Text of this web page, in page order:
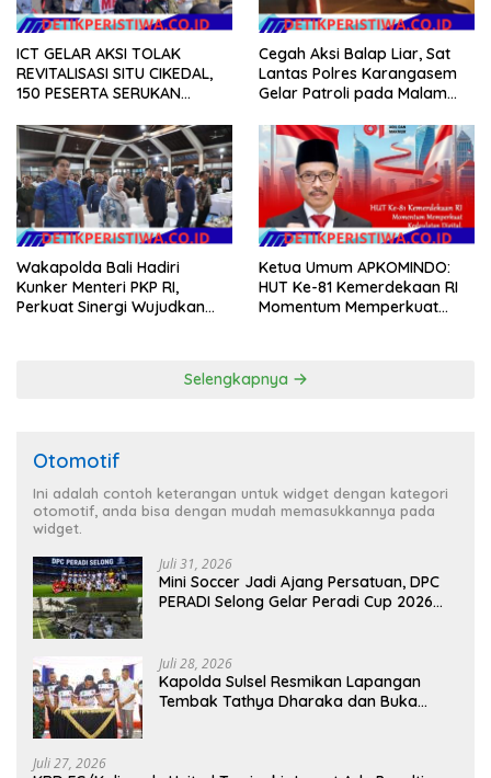
ICT GELAR AKSI TOLAK
REVITALISASI SITU CIKEDAL,
150 PESERTA SERUKAN
Cegah Aksi Balap Liar, Sat
Lantas Polres Karangasem
Gelar Patroli pada Malam
Wakapolda Bali Hadiri
Kunker Menteri PKP RI,
Perkuat Sinergi Wujudkan
Ketua Umum APKOMINDO:
HUT Ke-81 Kemerdekaan RI
Momentum Memperkuat
Emas 2045
Selengkapnya
Otomotif
Ini adalah contoh keterangan untuk widget dengan kategori
otomotif, anda bisa dengan mudah memasukkannya pada
widget.
Juli 31, 2026
Mini Soccer Jadi Ajang Persatuan, DPC
PERADI Selong Gelar Peradi Cup 2026
Juli 28, 2026
Kapolda Sulsel Resmikan Lapangan
Tembak Tathya Dharaka dan Buka
Juli 27, 2026